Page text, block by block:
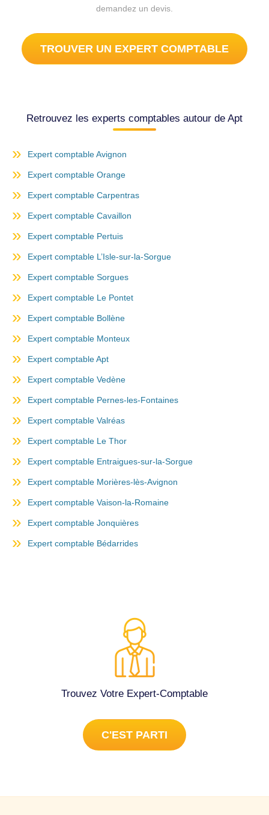
demandez un devis.
TROUVER UN EXPERT COMPTABLE
Retrouvez les experts comptables autour de Apt
Expert comptable Avignon
Expert comptable Orange
Expert comptable Carpentras
Expert comptable Cavaillon
Expert comptable Pertuis
Expert comptable L’Isle-sur-la-Sorgue
Expert comptable Sorgues
Expert comptable Le Pontet
Expert comptable Bollène
Expert comptable Monteux
Expert comptable Apt
Expert comptable Vedène
Expert comptable Pernes-les-Fontaines
Expert comptable Valréas
Expert comptable Le Thor
Expert comptable Entraigues-sur-la-Sorgue
Expert comptable Morières-lès-Avignon
Expert comptable Vaison-la-Romaine
Expert comptable Jonquières
Expert comptable Bédarrides
Trouvez Votre Expert-Comptable
C'EST PARTI